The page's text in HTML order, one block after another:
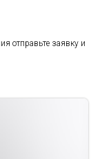
отправьте заявку и